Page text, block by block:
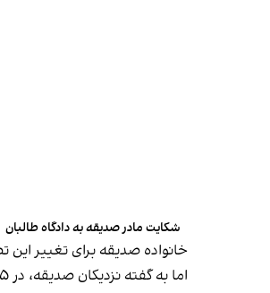
شکایت مادر صدیقه به دادگاه طالبان
خانواده صدیقه برای تغییر این